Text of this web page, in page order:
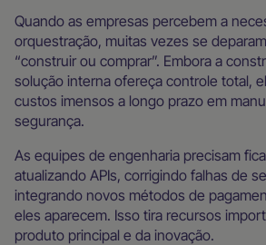
Quando as empresas percebem a
orquestração, muitas vezes se
“construir ou comprar”. Embora a
solução interna ofereça controle total,
custos imensos a longo prazo em
segurança.
As equipes de engenharia precisam
atualizando APIs, corrigindo falhas de
integrando novos métodos de
eles aparecem. Isso tira recursos
produto principal e da inovação.